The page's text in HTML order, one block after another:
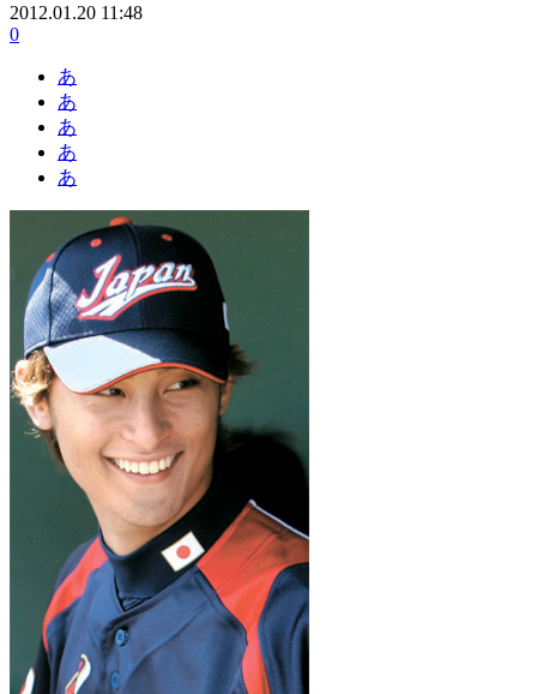
2012.01.20 11:48
0
あ
あ
あ
あ
あ